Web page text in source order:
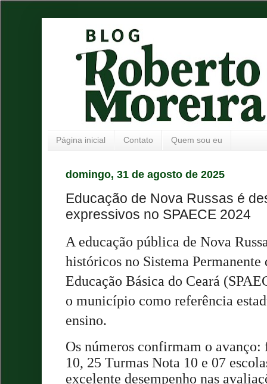
Página inicial Contato Quem sou eu
domingo, 31 de agosto de 2025
Educação de Nova Russas é
expressivos no SPAECE 2024
A educação pública de Nova
históricos no Sistema Permanente
Educação Básica do Ceará
o município como referência
ensino.
Os números confirmam o
10, 25 Turmas Nota 10 e 07
excelente desempenho nas